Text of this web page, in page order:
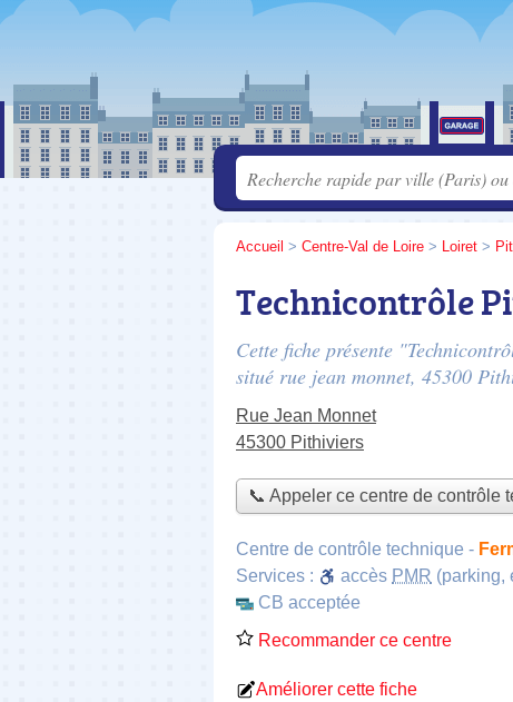
Accueil > Centre-Val de Loire > Loiret >
Technicontrôle
Cette fiche présente
situé rue jean monnet, 45300
Rue Jean Monnet
45300 Pithiviers
📞 Appeler ce centre de contrôle
Centre de contrôle technique -
Services :
accès PMR (parking,
CB acceptée
Recommander ce centre
Améliorer cette fiche